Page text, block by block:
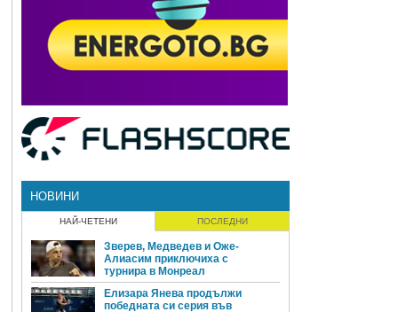
НОВИНИ
НАЙ-ЧЕТЕНИ ПОСЛЕДНИ
Зверев, Медведев и Оже-
Алиасим приключиха с
турнира в Монреал
Елизара Янева продължи
победната си серия във